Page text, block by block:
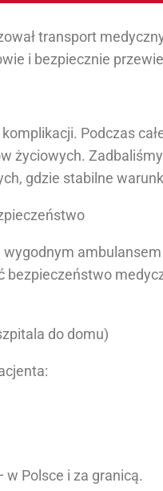
transport
i bezpiecznie
Podczas
życiowych.
gdzie stabilne
bezpieczeństwo
do domu)
w Polsce i za granicą.